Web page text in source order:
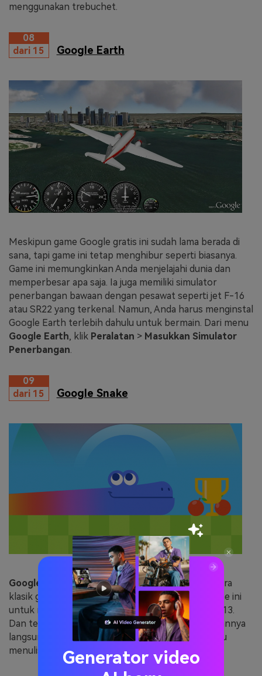
menggunakan trebuchet.
08
dari 15
Google Earth
Meskipun game Google gratis ini sudah lama berada di
sana, tapi game ini tetap menghibur seperti biasanya.
Game ini memungkinkan Anda menjelajahi dunia dan
memperbesar apa saja. Ia juga memiliki simulator
penerbangan bawaan dengan pesawat seperti jet F-16
atau SR22 yang terkenal. Namun, Anda harus menginstal
Google Earth terlebih dahulu untuk bermain. Dari menu
Google Earth, klik Peralatan > Masukkan Simulator
Penerbangan.
09
dari 15
Google Snake
Google Snake akan membantu Anda kembali ke era
klasik game Symbian Nokia. Google membuat game ini
untuk memperingati festival Tahun Baru Imlek 2013.
Dan tebak apa yang terjadi? Anda dapat memainkannya
langsung dari mesin pencari Anda. And hanya perlu
menuliskan “google snake” dan mulai bermain.
Generator video